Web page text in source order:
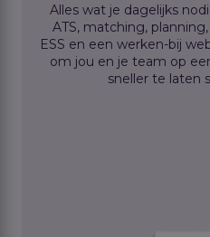
Alles wat je dagelijks
ATS, matching,
ESS en een werken-bij
om jou en je team op
sneller te laten